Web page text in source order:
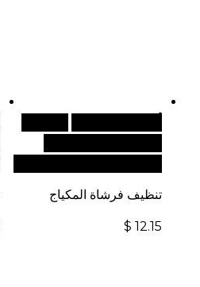
تنظيف فرشاة المكياج
$ 12.15